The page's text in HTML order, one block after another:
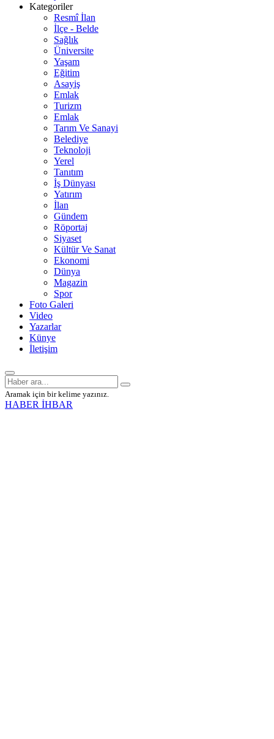
Kategoriler
Resmî İlan
İlçe - Belde
Sağlık
Üniversite
Yaşam
Eğitim
Asayiş
Emlak
Turizm
Emlak
Tarım Ve Sanayi
Belediye
Teknoloji
Yerel
Tanıtım
İş Dünyası
Yatırım
İlan
Gündem
Röportaj
Siyaset
Kültür Ve Sanat
Ekonomi
Dünya
Magazin
Spor
Foto Galeri
Video
Yazarlar
Künye
İletişim
Aramak için bir kelime yazınız.
HABER İHBAR